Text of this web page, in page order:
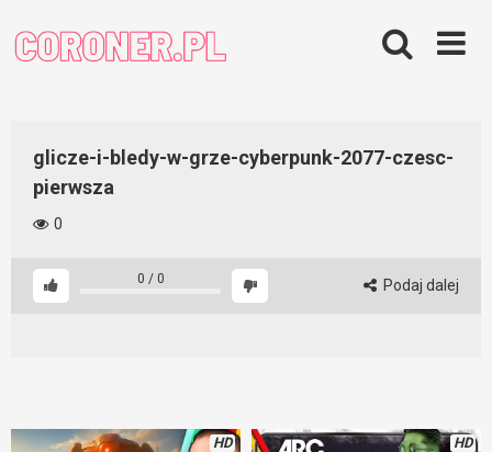
content
glicze-i-bledy-w-grze-cyberpunk-2077-czesc-
pierwsza
0
0 / 0 Podaj dalej
HD HD